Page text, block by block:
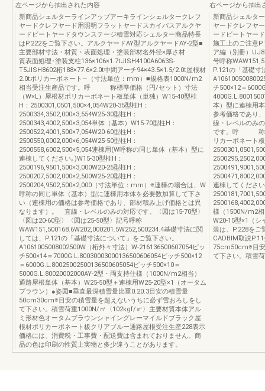
左ページから抽出された内容
新商品シェルターラインアップアーキラインシェルタークレフ
ヤードクレフヤード用照明フラットヤードスカイパスアルクヤ
ードビートヤードタウンステージ積雪対応シェルター商品特長
はP.222をご覧下さい。アルクヤードAY型アルクヤードAY-2型■
主要部材寸法・材質・表面処理・塗装部材名外径×厚さ材
質表面処理･塗装支柱136×106×1.7tJISH4100A6063S-
T5JISH8602桁188×77.6×2.0t中間アーチ94×43.5×1.5/2.0t屋根材
2.0tポリカーボネート—（寸法単位：mm）■規格表1000N/m2
相当受注生産品です。呼 称標準価格（円/セット）寸法
（W×L）屋根材ポリカーボネート板単体（単独）W15-40型柱
H：2500301,0501,500×4,054W20-35型柱H：
2500334,3502,000×3,554W25-30型柱H：
2500343,4002,500×3,054単体（基本）W15-70型柱H：
2500522,4001,500×7,054W20-60型柱H：
2500550,0002,000×6,054W25-50型柱H：
2500558,6002,500×5,054連棟用(W呼称の同じ単体（基本）型に
連棟してください｡)W15-30型柱H：
2500196,9501,500×3,000W20-25型柱H：
2500207,5002,000×2,500W25-20型柱H：
2500204,9502,500×2,000（寸法単位：mm）※連棟の場合は、W
呼称の同じ単体（基本）型に連棟用本体を必要数加算して下さ
い（連棟用の価格は参考価格であり、部材積み上げ価格とは異
なります）。 直線・レベルのみの対応です。〈図は15-70型〉
〈図は20-60型〉〈図は25-50型〉記号呼称
WAW151,500168.6W202,000201.5W252,500234.4基礎寸法に関
しては、P.121の「基礎寸法について」をご覧下さい。
A1061005008002500W（桁外々寸法）W-216136500607054ピッ
チ500×14＝7000G.L.80030003000136500606054ピッチ500×12
＝6000G.L.80025002500136500605054ピッチ500×10＝
5000G.L.80020002000AY-2型・両支持仕様（1000N/m2相当）
通路屋根単体（基本）W25-50型＋連棟用W25-20型×1（オータム
ブラウン）●姿図■垂直最深積雪量比重0.20.3目安の積雪量
50cm30cm※目安の積雪量を超えないうちに必ず雪おろしをし
て下さい。積雪荷重1000N/㎡〈102kgf/㎡〉主要材質本体アル
ミ形材色オータムブラウンシャイングレーマイルドブラック屋
根材ポリカーボネート板クリアブルー通路屋根受注生産228表示
価格には、消費税・工事費・配送費は含まれておりません。商
品の色は印刷の性質上実物と多少違うことがあります。
右ページから抽出
新商品シェルタ
ヤードクレフヤ
ードビートヤー
施工上のご注意
ア編（別冊）
号呼称
P.121の「基礎寸
チ500×12＝
本）型に連棟用
参考価格であり
線・レベルのみ
です。呼 称標
リカーボネート
連棟してくださ
様（1500N/m2相
W20-15型×1（シ
装は、P.228をご
CADBIM取説
75cm50cm※目安
て下さい。積雪